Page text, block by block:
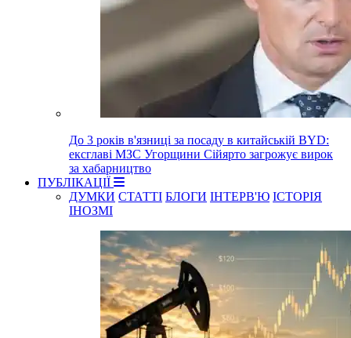
До 3 років в'язниці за посаду в китайській BYD:
ексглаві МЗС Угорщини Сійярто загрожує вирок
за хабарництво
ПУБЛІКАЦІЇ
ДУМКИ СТАТТІ БЛОГИ ІНТЕРВ'Ю ІСТОРІЯ
ІНОЗМІ